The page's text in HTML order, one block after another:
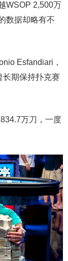
WSOP 2,500万
数据却略有不
Esfandiari，
长期保持扑克赛
万刀，一度